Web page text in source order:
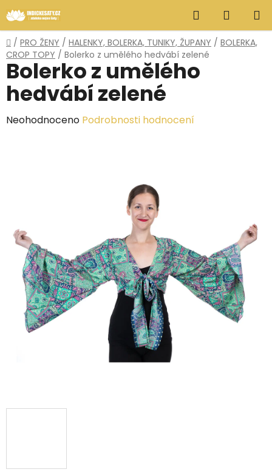
na
obsah
Hledat
KOŠÍK
Domů
/ PRO ŽENY / HALENKY, BOLERKA, TUNIKY, ŽUPANY / BOLERKA,
CROP TOPY / Bolerko z umělého hedvábí zelené
Bolerko z umělého
hedvábí zelené
Průměrné
hvězdiček.
Neohodnoceno Podrobnosti hodnocení